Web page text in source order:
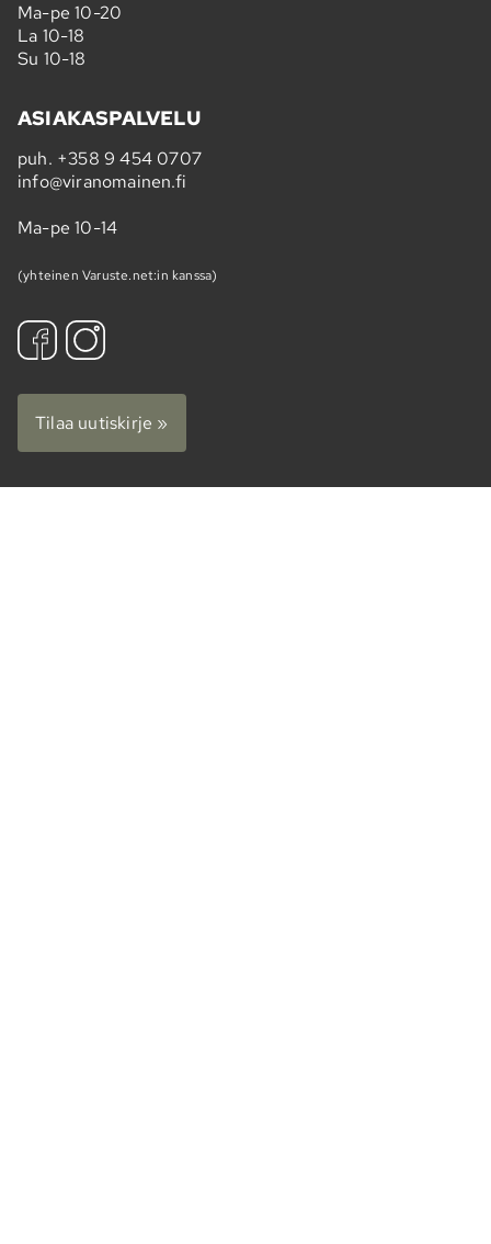
Ma-pe 10-20
La 10-18
Su 10-18
ASIAKASPALVELU
puh. +358 9 454 0707
info@viranomainen.fi
Ma-pe 10-14
(yhteinen Varuste.net:in kanssa)
Tilaa uutiskirje »